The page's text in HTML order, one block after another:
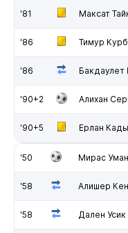
'81 Максат
'86 Тимур
'86 Бакдаулет
'90+2 Алихан
'90+5 Ерлан
'50 Мирас
'58 Алишер
'58 Дален